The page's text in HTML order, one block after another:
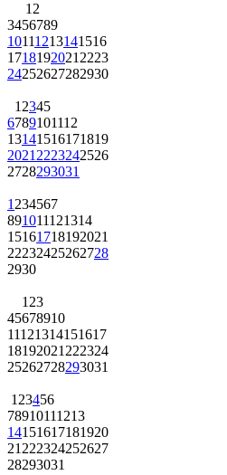
1 2
3456789
10111213141516
1718192021 2223
24252627282930
1 2345
6789101112
13141516171819
2021 2223242526
2728293031
1 234567
891011121314
15161718192021
22232425262728
2930
1 23
45678910
11121314151617
18192021 222324
25262728293031
1 23456
78910111213
14151617181920
21 222324252627
28293031